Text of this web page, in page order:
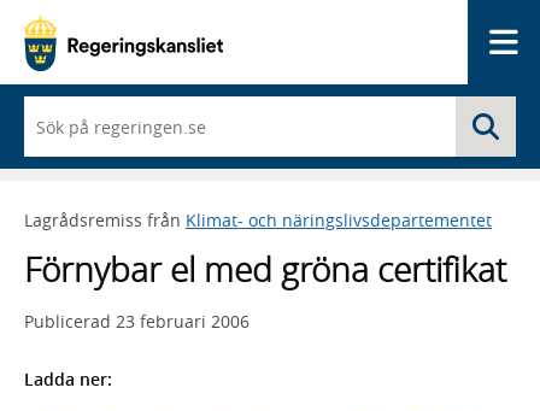
du
börjar
skriva
framträder
lista
med
sökförslag
Lagrådsremiss från Klimat- och näringslivsdepartementet
Förnybar el med gröna certifikat
Publicerad 23 februari 2006
Ladda ner: